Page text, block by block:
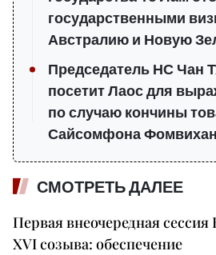
государственными
Австралию и Новую
Председатель НС Чан
посетит Лаос для
по случаю кончины
Сайсомфона
СМОТРЕТЬ ДАЛЕЕ
Первая внеочередная
XVI созыва: обеспечение